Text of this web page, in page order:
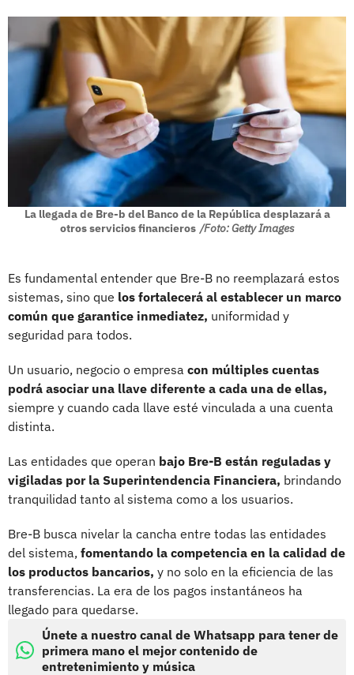
La llegada de Bre-b del Banco de la República desplazará a
otros servicios financieros /Foto: Getty Images
Es fundamental entender que Bre-B no reemplazará estos
sistemas, sino que los fortalecerá al establecer un marco
común que garantice inmediatez, uniformidad y
seguridad para todos.
Un usuario, negocio o empresa con múltiples cuentas
podrá asociar una llave diferente a cada una de ellas,
siempre y cuando cada llave esté vinculada a una cuenta
distinta.
Las entidades que operan bajo Bre-B están reguladas y
vigiladas por la Superintendencia Financiera, brindando
tranquilidad tanto al sistema como a los usuarios.
Bre-B busca nivelar la cancha entre todas las entidades
del sistema, fomentando la competencia en la calidad de
los productos bancarios, y no solo en la eficiencia de las
transferencias. La era de los pagos instantáneos ha
llegado para quedarse.
Únete a nuestro canal de Whatsapp para tener de
primera mano el mejor contenido de
entretenimiento y música